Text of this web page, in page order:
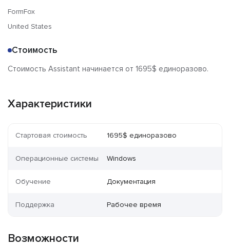
FormFox
United States
Стоимость
Стоимость Assistant начинается от 1695$ единоразово.
Характеристики
Стартовая стоимость 1695$ единоразово
Операционные системы Windows
Обучение Документация
Поддержка Рабочее время
Возможности